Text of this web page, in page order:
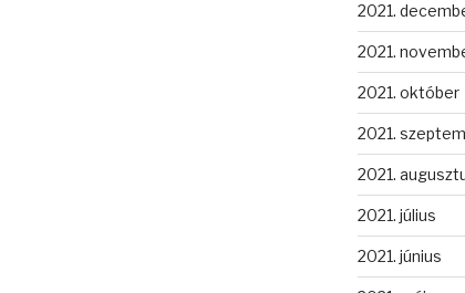
2021.
2021.
2021. október
2021.
2021.
2021. július
2021. június